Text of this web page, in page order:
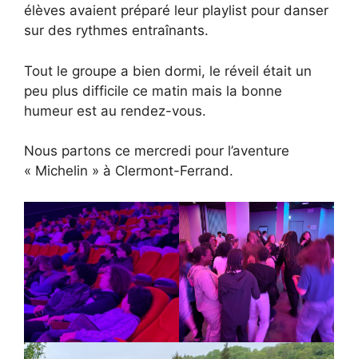
élèves avaient préparé leur playlist pour danser
sur des rythmes entraînants.
Tout le groupe a bien dormi, le réveil était un
peu plus difficile ce matin mais la bonne
humeur est au rendez-vous.
Nous partons ce mercredi pour l’aventure
« Michelin » à Clermont-Ferrand.